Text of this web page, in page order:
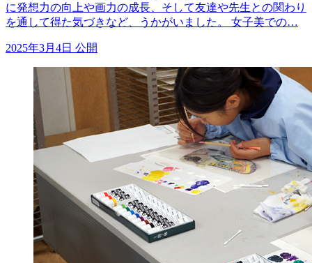
に発想力の向上や画力の成長、そして友達や先生との関わり
を通して得た気づきなど、うかがいました。 女子美での…
2025年3月4日 公開